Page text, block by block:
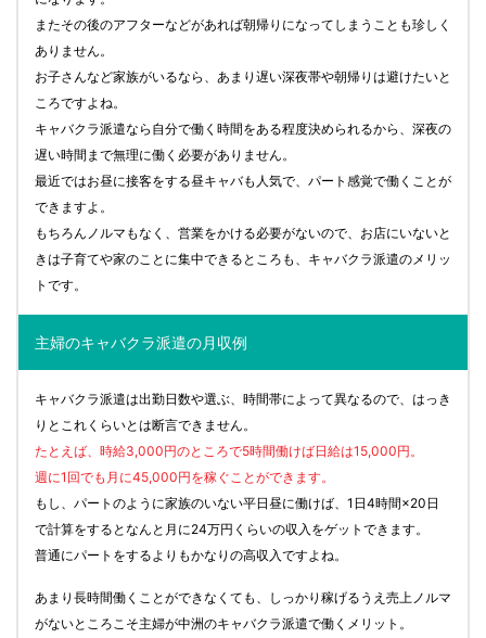
またその後のアフターなどがあれば朝帰りになってしまうことも珍しく
ありません。
お子さんなど家族がいるなら、あまり遅い深夜帯や朝帰りは避けたいと
ころですよね。
キャバクラ派遣なら自分で働く時間をある程度決められるから、深夜の
遅い時間まで無理に働く必要がありません。
最近ではお昼に接客をする昼キャバも人気で、パート感覚で働くことが
できますよ。
もちろんノルマもなく、営業をかける必要がないので、お店にいないと
きは子育てや家のことに集中できるところも、キャバクラ派遣のメリッ
トです。
主婦のキャバクラ派遣の月収例
キャバクラ派遣は出勤日数や選ぶ、時間帯によって異なるので、はっき
りとこれくらいとは断言できません。
たとえば、時給3,000円のところで5時間働けば日給は15,000円。
週に1回でも月に45,000円を稼ぐことができます。
もし、パートのように家族のいない平日昼に働けば、1日4時間×20日
で計算をするとなんと月に24万円くらいの収入をゲットできます。
普通にパートをするよりもかなりの高収入ですよね。
あまり長時間働くことができなくても、しっかり稼げるうえ売上ノルマ
がないところこそ主婦が中洲のキャバクラ派遣で働くメリット。